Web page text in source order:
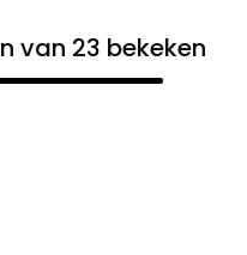
van 23 bekeken